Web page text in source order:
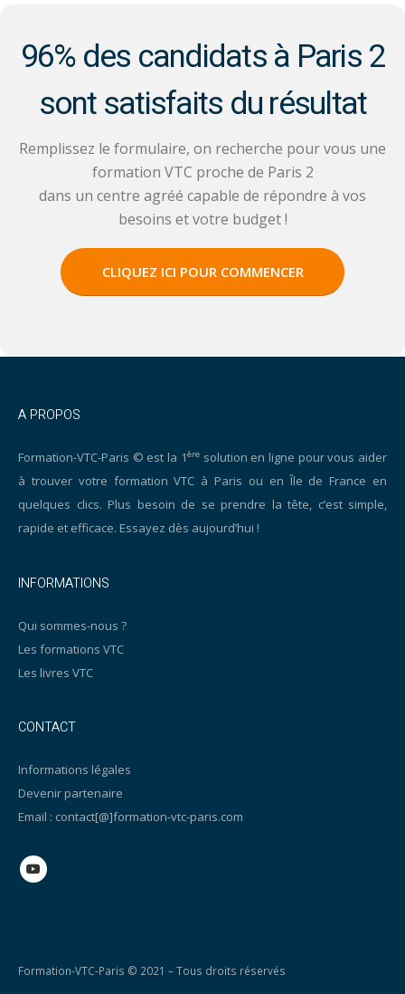
96% des candidats à Paris 2
sont satisfaits du résultat
Remplissez le formulaire, on recherche pour vous une
formation VTC proche de Paris 2
dans un centre agréé capable de répondre à vos
besoins et votre budget !
CLIQUEZ ICI POUR COMMENCER
A PROPOS
Formation-VTC-Paris © est la 1èresolution en ligne pour vous aider
à trouver votre formation VTC à Paris ou en Île de France en
quelques clics. Plus besoin de se prendre la tête, c’est simple,
rapide et efficace. Essayez dès aujourd’hui !
INFORMATIONS
Qui sommes-nous ?
Les formations VTC
Les livres VTC
CONTACT
Informations légales
Devenir partenaire
Email : contact[@]formation-vtc-paris.com
Formation-VTC-Paris © 2021 – Tous droits réservés